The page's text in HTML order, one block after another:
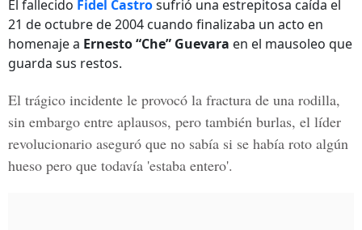
El fallecido Fidel Castrosufrió una estrepitosa caída el
21 de octubre de 2004 cuando finalizaba un acto en
homenaje a Ernesto “Che” Guevara en el mausoleo que
guarda sus restos.
El trágico incidente le provocó la fractura de una rodilla,
sin embargo entre aplausos, pero también burlas, el líder
revolucionario aseguró que no sabía si se había roto algún
hueso pero que todavía 'estaba entero'.